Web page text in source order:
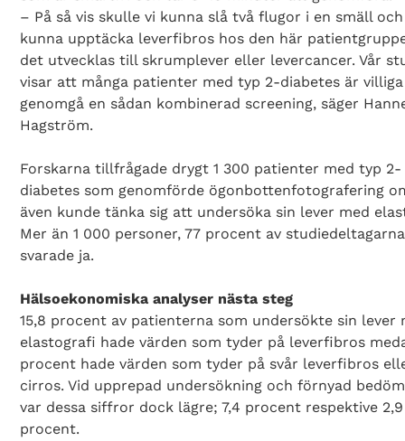
– På så vis skulle vi kunna slå två flugor i en smäll
kunna upptäcka leverfibros hos den här
det utvecklas till skrumplever eller levercancer. Vår
visar att många patienter med typ 2-diabetes är
genomgå en sådan kombinerad screening, säger
Hagström.
Forskarna tillfrågade drygt 1 300 patienter med typ 2-
diabetes som genomförde ögonbottenfotografering
även kunde tänka sig att undersöka sin lever med
Mer än 1 000 personer, 77 procent av
svarade ja.
Hälsoekonomiska analyser nästa steg
15,8 procent av patienterna som undersökte sin lever
elastografi hade värden som tyder på leverfibros
procent hade värden som tyder på svår leverfibros
cirros. Vid upprepad undersökning och förnyad
var dessa siffror dock lägre; 7,4 procent respektive 2,9
procent.